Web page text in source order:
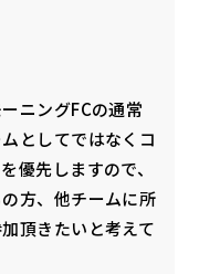
ニングFCの通常
としてではなくコ
優先しますので、
方、他チームに所
頂きたいと考えて